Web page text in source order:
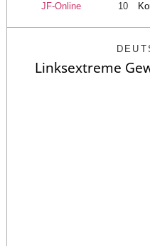
JF-Online 10
Linksextreme